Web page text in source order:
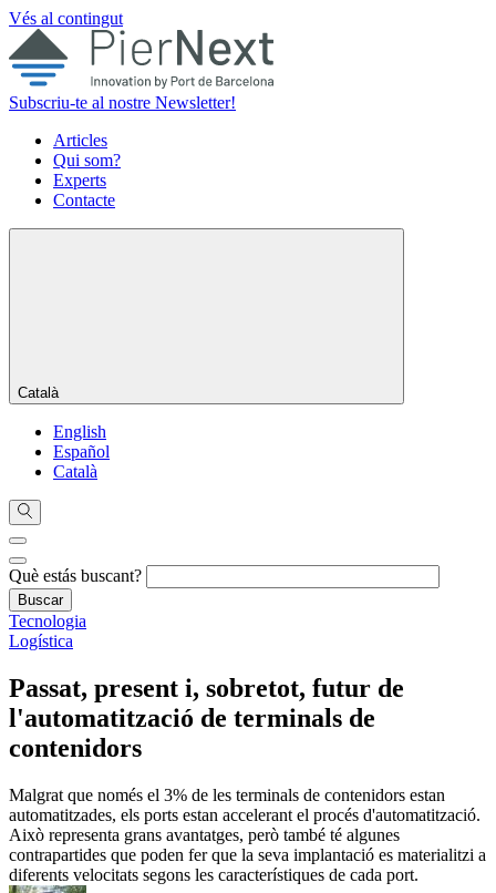
Vés al contingut
Subscriu-te al nostre Newsletter!
Articles
Qui som?
Experts
Contacte
Català
English
Español
Català
Què estás buscant?
Tecnologia
Logística
Passat, present i, sobretot, futur de
l'automatització de terminals de
contenidors
Malgrat que només el 3% de les terminals de contenidors estan
automatitzades, els ports estan accelerant el procés d'automatització.
Això representa grans avantatges, però també té algunes
contrapartides que poden fer que la seva implantació es materialitzi a
diferents velocitats segons les característiques de cada port.